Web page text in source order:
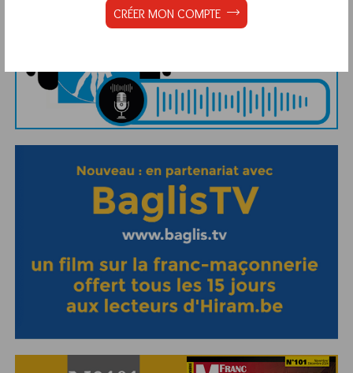
CRÉER MON COMPTE